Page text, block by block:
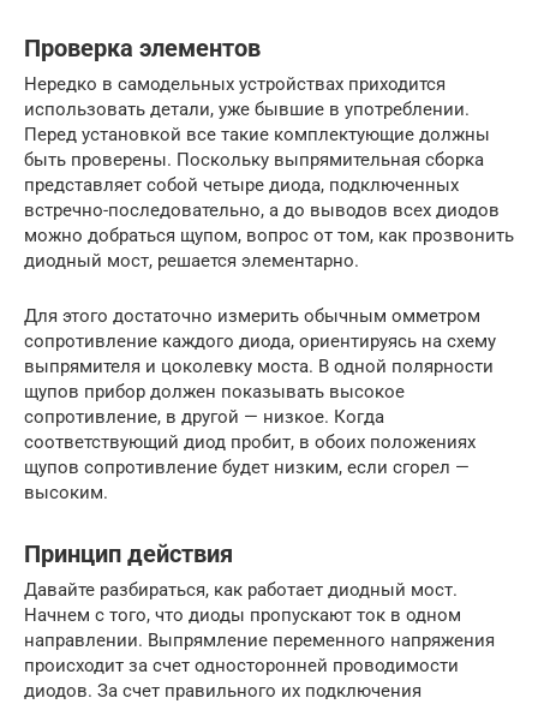
Проверка элементов
Нередко в самодельных устройствах приходится
использовать детали, уже бывшие в употреблении.
Перед установкой все такие комплектующие должны
быть проверены. Поскольку выпрямительная сборка
представляет собой четыре диода, подключенных
встречно-последовательно, а до выводов всех диодов
можно добраться щупом, вопрос от том, как прозвонить
диодный мост, решается элементарно.
Для этого достаточно измерить обычным омметром
сопротивление каждого диода, ориентируясь на схему
выпрямителя и цоколевку моста. В одной полярности
щупов прибор должен показывать высокое
сопротивление, в другой — низкое. Когда
соответствующий диод пробит, в обоих положениях
щупов сопротивление будет низким, если сгорел —
высоким.
Принцип действия
Давайте разбираться, как работает диодный мост.
Начнем с того, что диоды пропускают ток в одном
направлении. Выпрямление переменного напряжения
происходит за счет односторонней проводимости
диодов. За счет правильного их подключения